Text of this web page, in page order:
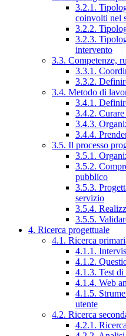
3.2.1.
coinvolti nel
3.2.2.
3.2.3.
intervento
3.3. Competenze,
3.3.1.
3.3.2.
3.4. Metodo di
3.4.1.
3.4.2.
3.4.3.
3.4.4.
3.5. Il processo
3.5.1.
3.5.2.
pubblico
3.5.3.
servizio
3.5.4.
3.5.5.
4. Ricerca progettuale
4.1. Ricerca
4.1.1.
4.1.2.
4.1.3. Test di
4.1.4. Web
4.1.5.
utente
4.2. Ricerca
4.2.1.